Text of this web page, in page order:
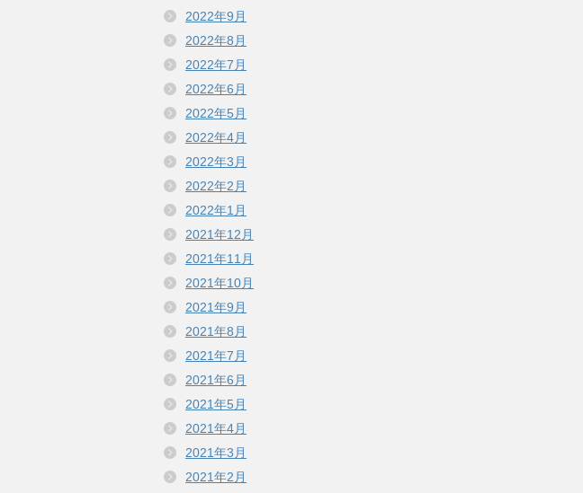
2022年9月
2022年8月
2022年7月
2022年6月
2022年5月
2022年4月
2022年3月
2022年2月
2022年1月
2021年12月
2021年11月
2021年10月
2021年9月
2021年8月
2021年7月
2021年6月
2021年5月
2021年4月
2021年3月
2021年2月